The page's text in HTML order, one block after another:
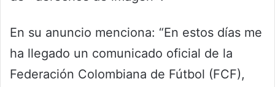
En su anuncio menciona: “En estos días me
ha llegado un comunicado oficial de la
Federación Colombiana de Fútbol (FCF),